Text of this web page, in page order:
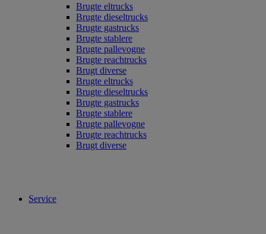
Brugte eltrucks
Brugte dieseltrucks
Brugte gastrucks
Brugte stablere
Brugte pallevogne
Brugte reachtrucks
Brugt diverse
Brugte eltrucks
Brugte dieseltrucks
Brugte gastrucks
Brugte stablere
Brugte pallevogne
Brugte reachtrucks
Brugt diverse
Service